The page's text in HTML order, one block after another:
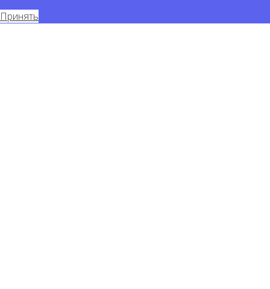
Принять